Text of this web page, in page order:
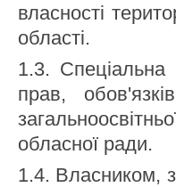
власності
області.
1.3. Спеціальна
прав,
обласної ради.
1.4. Власником,